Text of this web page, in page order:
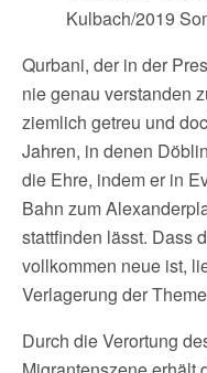
Kulbach/2019
Qurbani, der in der
nie genau verstanden
ziemlich getreu und
Jahren, in denen
die Ehre, indem er in
Bahn zum
stattfinden lässt. Dass
vollkommen neue ist,
Verlagerung der
Durch die Verortung